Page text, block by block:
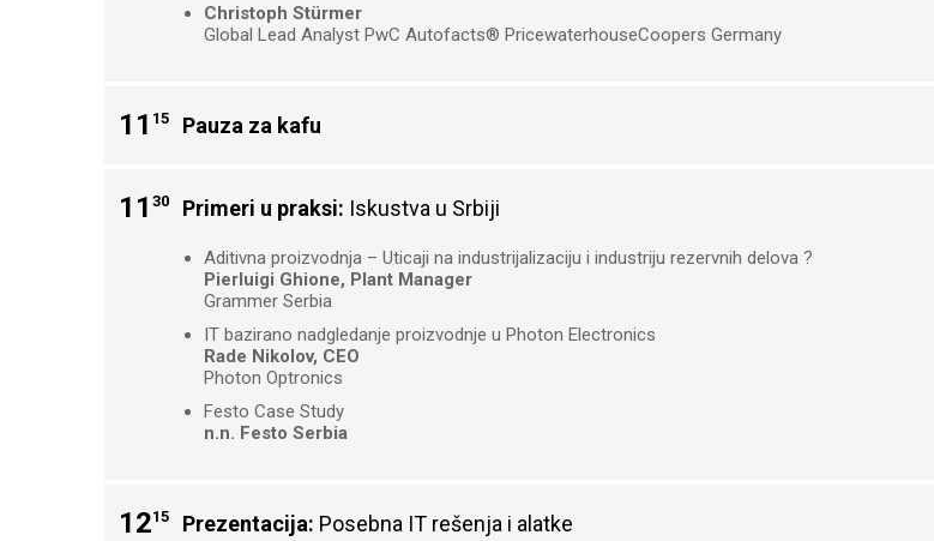
Christoph Stürmer
Global Lead Analyst PwC Autofacts® PricewaterhouseCoopers Germany
11 15 Pauza za kafu
11 30 Primeri u praksi: Iskustva u Srbiji
Aditivna proizvodnja – Uticaji na industrijalizaciju i industriju rezervnih delova ?
Pierluigi Ghione, Plant Manager
Grammer Serbia
IT bazirano nadgledanje proizvodnje u Photon Electronics
Rade Nikolov, CEO
Photon Optronics
Festo Case Study
n.n. Festo Serbia
1215 Prezentacija: Posebna IT rešenja i alatke